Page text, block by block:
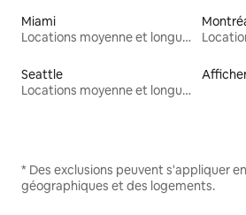
Miami
Locations moyenne et longue durée
Seattle
Locations moyenne et longue durée
* Des exclusions peuvent s'appliquer
géographiques et des logements.